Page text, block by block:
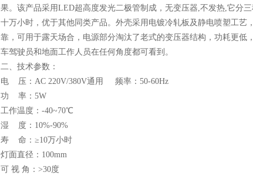
果。该产品采用LED超高度发光二极管制成，无变压器,不发热,它分
十万小时，优于其他同类产品。外壳采用电镀冷轧板及静电喷塑工
靠，可用于露天场合，电源部分淘汰了老式的变压器结构，功耗更
车驾驶员和地面工作人员在任何角度都可看到。
二、技术参数：
电 压：AC 220V/380V通用 频率：50-60Hz
功 率：5W
工作温度：-40~70℃
湿 度：10%-90%
寿 命：≥10万小时
灯面直径：100mm
可 视 角：>30度